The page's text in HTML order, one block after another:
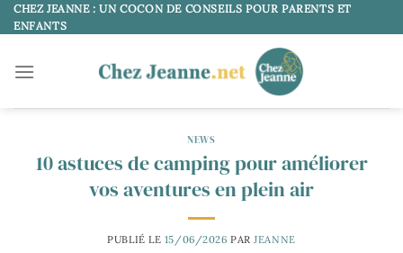
Passer
au
CHEZ JEANNE : UN COCON DE CONSEILS POUR PARENTS ET
ENFANTS
NEWS
10 astuces de camping pour améliorer
vos aventures en plein air
PUBLIÉ LE 15/06/2026 PAR JEANNE